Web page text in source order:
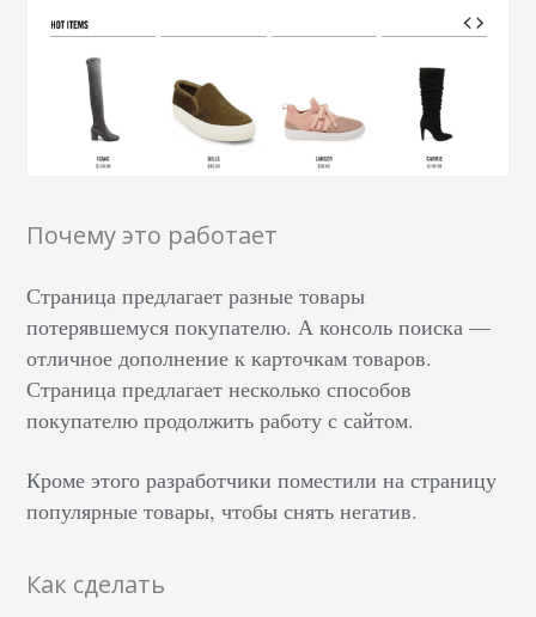
Почему это работает
Страница предлагает разные товары
потерявшемуся покупателю. А консоль поиска —
отличное дополнение к карточкам товаров.
Страница предлагает несколько способов
покупателю продолжить работу с сайтом.
Кроме этого разработчики поместили на страницу
популярные товары, чтобы снять негатив.
Как сделать